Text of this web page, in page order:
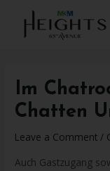
Im
Chatten
Leave a Comment /
Auch Gastzugang